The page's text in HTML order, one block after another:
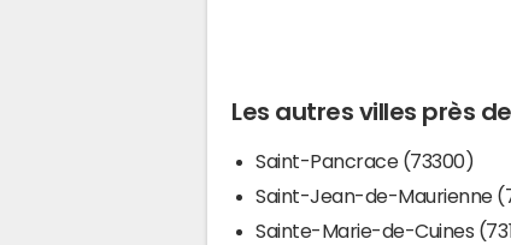
Les autres villes près
Saint-Pancrace (73300)
Saint-Jean-de-Maurienne
Sainte-Marie-de-Cuines